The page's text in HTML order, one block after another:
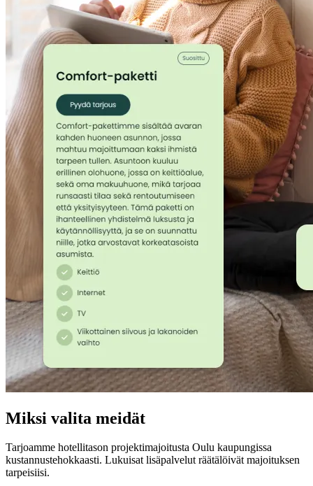
Miksi valita meidät
Tarjoamme hotellitason projektimajoitusta Oulu kaupungissa
kustannustehokkaasti. Lukuisat lisäpalvelut räätälöivät majoituksen
tarpeisiisi.